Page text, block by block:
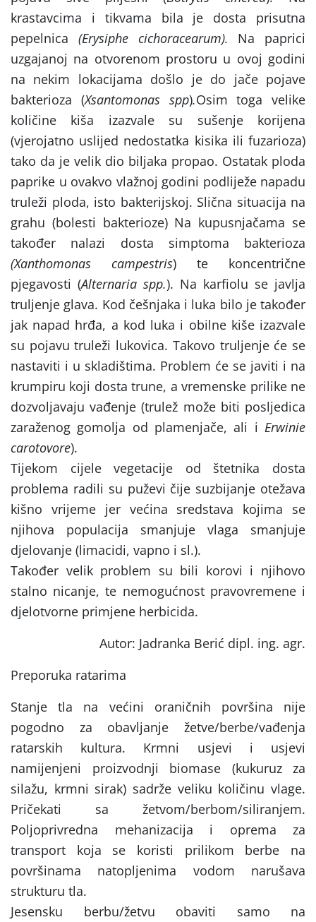
krastavcima i tikvama bila je dosta prisutna
pepelnica (Erysiphe cichoracearum). Na paprici
uzgajanoj na otvorenom prostoru u ovoj godini
na nekim lokacijama došlo je do jače pojave
bakterioza (Xsantomonas spp).Osim toga velike
količine kiša izazvale su sušenje korijena
(vjerojatno uslijed nedostatka kisika ili fuzarioza)
tako da je velik dio biljaka propao. Ostatak ploda
paprike u ovakvo vlažnoj godini podliježe napadu
truleži ploda, isto bakterijskoj. Slična situacija na
grahu (bolesti bakterioze) Na kupusnjačama se
također nalazi dosta simptoma bakterioza
(Xanthomonas campestris) te koncentrične
pjegavosti (Alternaria spp.). Na karfiolu se javlja
truljenje glava. Kod češnjaka i luka bilo je također
jak napad hrđa, a kod luka i obilne kiše izazvale
su pojavu truleži lukovica. Takovo truljenje će se
nastaviti i u skladištima. Problem će se javiti i na
krumpiru koji dosta trune, a vremenske prilike ne
dozvoljavaju vađenje (trulež može biti posljedica
zaraženog gomolja od plamenjače, ali i Erwinie
carotovore).
Tijekom cijele vegetacije od štetnika dosta
problema radili su puževi čije suzbijanje otežava
kišno vrijeme jer većina sredstava kojima se
njihova populacija smanjuje vlaga smanjuje
djelovanje (limacidi, vapno i sl.).
Također velik problem su bili korovi i njihovo
stalno nicanje, te nemogućnost pravovremene i
djelotvorne primjene herbicida.
Autor: Jadranka Berić dipl. ing. agr.
Preporuka ratarima
Stanje tla na većini oraničnih površina nije
pogodno za obavljanje žetve/berbe/vađenja
ratarskih kultura. Krmni usjevi i usjevi
namijenjeni proizvodnji biomase (kukuruz za
silažu, krmni sirak) sadrže veliku količinu vlage.
Pričekati sa žetvom/berbom/siliranjem.
Poljoprivredna mehanizacija i oprema za
transport koja se koristi prilikom berbe na
površinama natopljenima vodom narušava
strukturu tla.
Jesensku berbu/žetvu obaviti samo na